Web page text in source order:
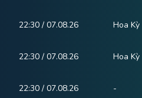
22:30 / 07.08.26 Hoa Kỳ
22:30 / 07.08.26 Hoa Kỳ
22:30 / 07.08.26 -